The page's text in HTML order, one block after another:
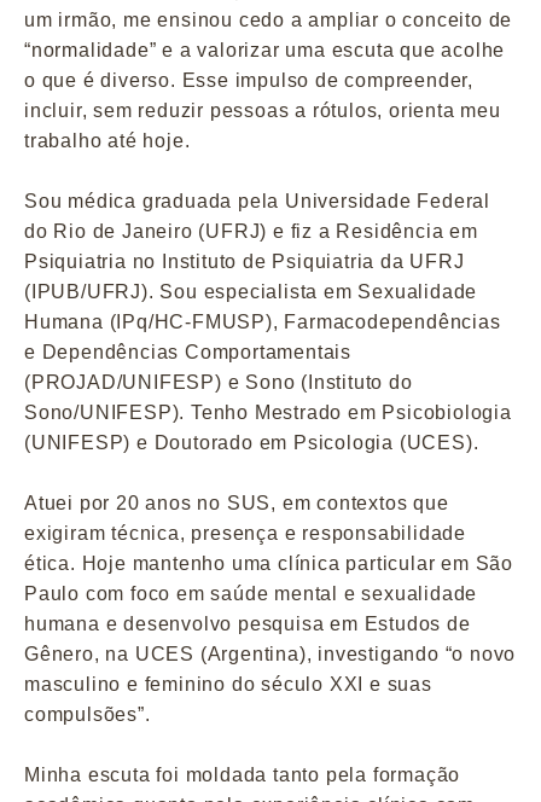
um irmão, me ensinou cedo a ampliar o conceito de
“normalidade” e a valorizar uma escuta que acolhe
o que é diverso. Esse impulso de compreender,
incluir, sem reduzir pessoas a rótulos, orienta meu
trabalho até hoje.
Sou médica graduada pela Universidade Federal
do Rio de Janeiro (UFRJ) e fiz a Residência em
Psiquiatria no Instituto de Psiquiatria da UFRJ
(IPUB/UFRJ). Sou especialista em Sexualidade
Humana (IPq/HC-FMUSP), Farmacodependências
e Dependências Comportamentais
(PROJAD/UNIFESP) e Sono (Instituto do
Sono/UNIFESP). Tenho Mestrado em Psicobiologia
(UNIFESP) e Doutorado em Psicologia (UCES).
Atuei por 20 anos no SUS, em contextos que
exigiram técnica, presença e responsabilidade
ética. Hoje mantenho uma clínica particular em São
Paulo com foco em saúde mental e sexualidade
humana e desenvolvo pesquisa em Estudos de
Gênero, na UCES (Argentina), investigando “o novo
masculino e feminino do século XXI e suas
compulsões”.
Minha escuta foi moldada tanto pela formação